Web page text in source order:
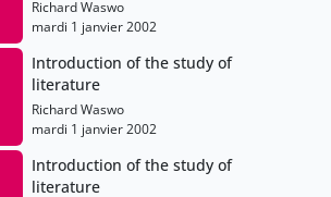
Richard Waswo
mardi 1 janvier 2002
Introduction of the study of
literature
Richard Waswo
mardi 1 janvier 2002
Introduction of the study of
literature